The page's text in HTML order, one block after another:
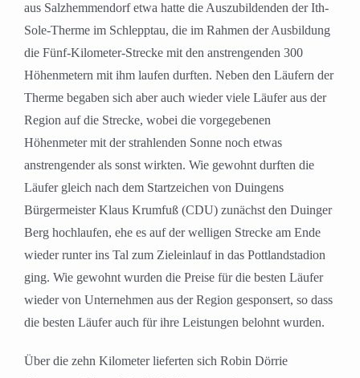
aus Salzhemmendorf etwa hatte die Auszubildenden der Ith-
Sole-Therme im Schlepptau, die im Rahmen der Ausbildung
die Fünf-Kilometer-Strecke mit den anstrengenden 300
Höhenmetern mit ihm laufen durften. Neben den Läufern der
Therme begaben sich aber auch wieder viele Läufer aus der
Region auf die Strecke, wobei die vorgegebenen
Höhenmeter mit der strahlenden Sonne noch etwas
anstrengender als sonst wirkten. Wie gewohnt durften die
Läufer gleich nach dem Startzeichen von Duingens
Bürgermeister Klaus Krumfuß (CDU) zunächst den Duinger
Berg hochlaufen, ehe es auf der welligen Strecke am Ende
wieder runter ins Tal zum Zieleinlauf in das Pottlandstadion
ging. Wie gewohnt wurden die Preise für die besten Läufer
wieder von Unternehmen aus der Region gesponsert, so dass
die besten Läufer auch für ihre Leistungen belohnt wurden.
Über die zehn Kilometer lieferten sich Robin Dörrie